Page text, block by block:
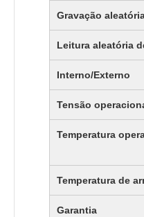
Gravação
Leitura aleatória
Interno/Externo
Tensão
Temperatura
Temperatura de
Garantia